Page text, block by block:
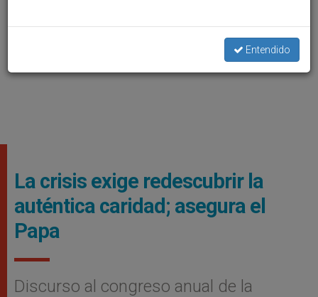
La crisis exige redescubrir la
auténtica caridad; asegura el
Papa
Discurso al congreso anual de la
Entendido